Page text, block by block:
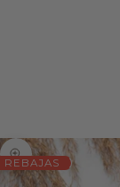
Zoom
REBAJAS